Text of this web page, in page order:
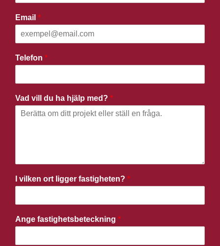
Email *
Telefon *
Vad vill du ha hjälp med? *
I vilken ort ligger fastigheten? *
Ange fastighetsbeteckning *